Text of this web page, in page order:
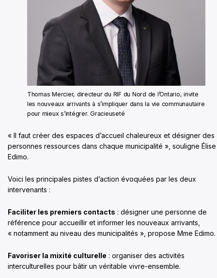
Thomas Mercier, directeur du RIF du Nord de l’Ontario, invite
les nouveaux arrivants à s’impliquer dans la vie communautaire
pour mieux s’intégrer. Gracieuseté
« Il faut créer des espaces d’accueil chaleureux et désigner des
personnes ressources dans chaque municipalité », souligne Élise
Edimo.
Voici les principales pistes d’action évoquées par les deux
intervenants :
Faciliter les premiers contacts : désigner une personne de
référence pour accueillir et informer les nouveaux arrivants,
« notamment au niveau des municipalités », propose Mme Edimo.
Favoriser la mixité culturelle : organiser des activités
interculturelles pour bâtir un véritable vivre-ensemble.